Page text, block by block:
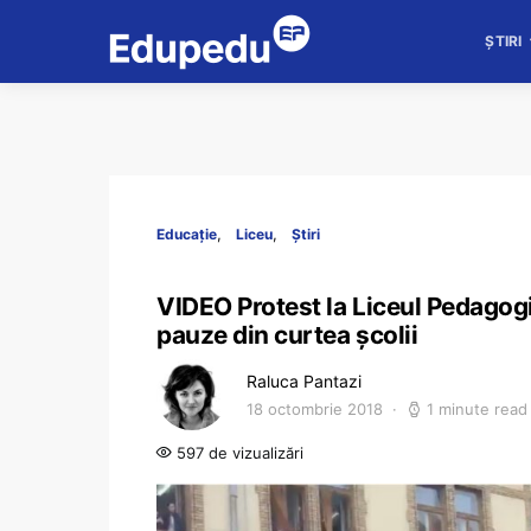
ȘTIRI
Educație Liceu Știri
VIDEO Protest la Liceul
pauze din curtea școlii
Raluca Pantazi
18 octombrie 2018 1 minute read
597 de vizualizări